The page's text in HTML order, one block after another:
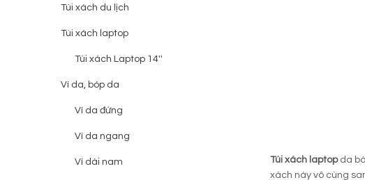
Túi xách laptop da
xách này vô cùng
Túi xách du lịch
Túi xách laptop
Túi xách Laptop 14''
Ví da, bóp da
Ví da đứng
Ví da ngang
Ví dài nam